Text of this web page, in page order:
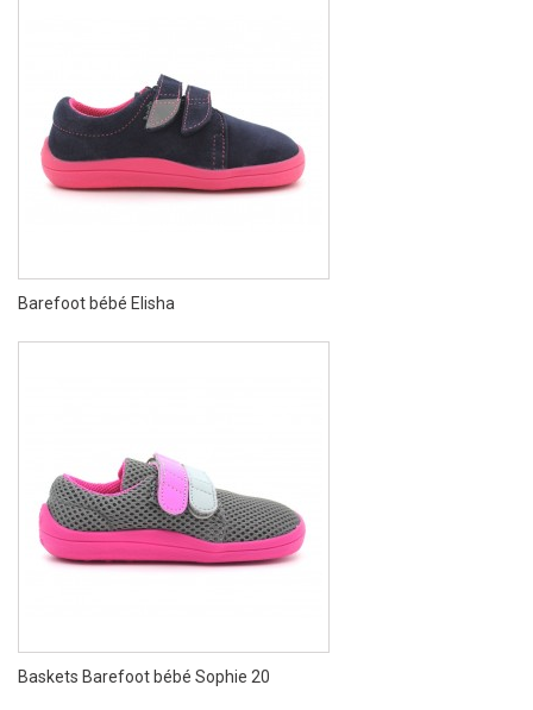
Barefoot bébé Elisha
Baskets Barefoot bébé Sophie 20